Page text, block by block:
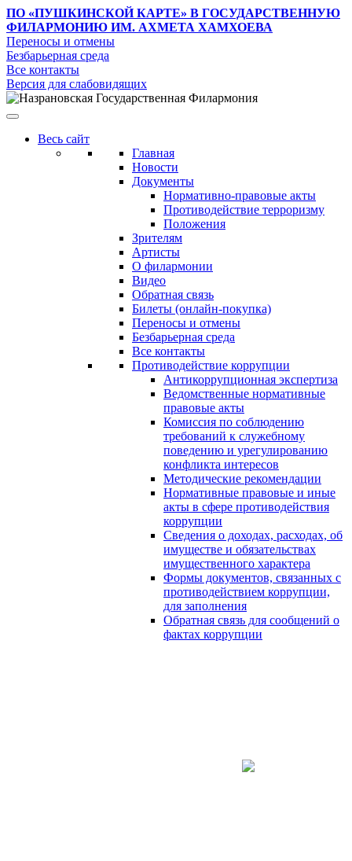
ПО «ПУШКИНСКОЙ КАРТЕ» В ГОСУДАРСТВЕННУЮ
ФИЛАРМОНИЮ ИМ. АХМЕТА ХАМХОЕВА
Переносы и отмены
Безбарьерная среда
Все контакты
Версия для слабовидящих
Весь сайт
Главная
Новости
Документы
Нормативно-правовые акты
Противодействие терроризму
Положения
Зрителям
Артисты
О филармонии
Видео
Обратная связь
Билеты (онлайн-покупка)
Переносы и отмены
Безбарьерная среда
Все контакты
Противодействие коррупции
Антикоррупционная экспертиза
Ведомственные нормативные
правовые акты
Комиссия по соблюдению
требований к служебному
поведению и урегулированию
конфликта интересов
Методические рекомендации
Нормативные правовые и иные
акты в сфере противодействия
коррупции
Сведения о доходах, расходах, об
имуществе и обязательствах
имущественного характера
Формы документов, связанных с
противодействием коррупции,
для заполнения
Обратная связь для сообщений о
фактах коррупции